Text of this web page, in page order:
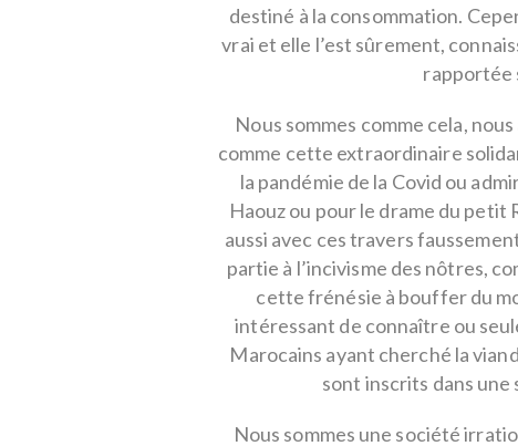
destiné à la consommation.
vrai et elle l’est sûrement,
rapportée
Nous sommes comme cela,
comme cette extraordinaire
la pandémie de la Covid ou
Haouz ou pour le drame du petit
aussi avec ces travers
partie à l’incivisme des nôtres,
cette frénésie à bouffer du
intéressant de connaître ou
Marocains ayant cherché la
sont inscrits dans une
Nous sommes une société